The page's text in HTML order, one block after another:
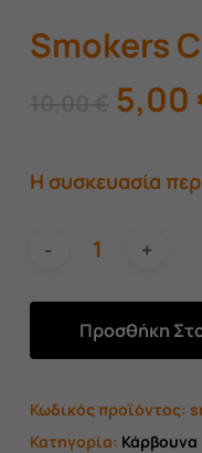
Smokers
10,00 €
price
was:
5,00
Η συσκευασία
Προσθήκη
Κωδικός προϊόντος:
Κατηγορία: Κάρβουνα